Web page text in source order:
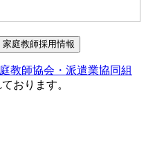
家庭教師採用情報
教師協会・派遣業協同組
おります。